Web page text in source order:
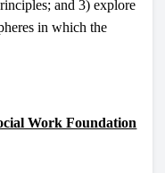
and 3) explore
in which the
Work Foundation